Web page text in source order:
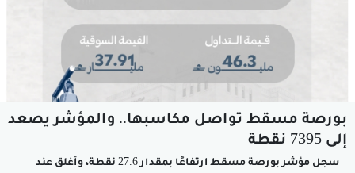
بورصة مسقط تواصل مكاسبها.. والمؤشر يصعد
إلى 7395 نقطة
سجل مؤشر بورصة مسقط ارتفاعًا بمقدار 27.6 نقطة، وأغلق عند